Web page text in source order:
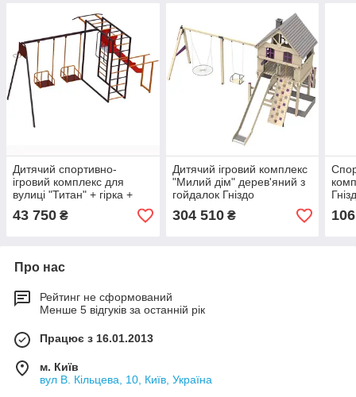
Дитячий спортивно-
ігровий комплекс для
вулиці "Титан" + гірка +
гойдалки (Сірий)
43 750 ₴
Дитячий ігровий комплекс
"Милий дім" дерев'яний з
гойдалок Гніздо
304 510₴
Про нас
Рейтинг не сформований
Менше 5 відгуків за останній рік
Працює з 16.01.2013
м. Київ
вул В. Кільцева, 10, Київ, Україна